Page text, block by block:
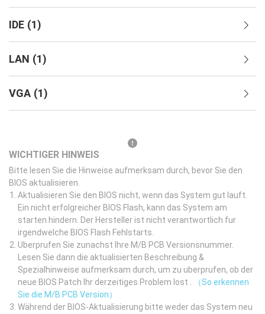
IDE (1)
LAN (1)
VGA (1)
WICHTIGER HINWEIS
Bitte lesen Sie die Hinweise aufmerksam durch, bevor Sie den
BIOS aktualisieren.
Aktualisieren Sie den BIOS nicht, wenn das System gut lauft.
Ein nicht erfolgreicher BIOS Flash, kann das System am
starten hindern. Der Hersteller ist nicht verantwortlich fur
irgendwelche BIOS Flash Fehlstarts.
Uberprufen Sie zunachst Ihre M/B PCB Versionsnummer.
Lesen Sie dann die aktualisierten Beschreibung &
Spezialhinweise aufmerksam durch, um zu uberprufen, ob der
neue BIOS Patch Ihr derzeitiges Problem lost .
（So erkennen
Sie die M/B PCB Version）
Während der BIOS-Aktualisierung bitte weder das System neu